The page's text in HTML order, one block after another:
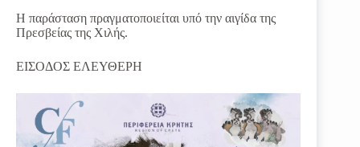
Η παράσταση πραγματοποιείται υπό την αιγίδα της
Πρεσβείας της Χιλής.
ΕΙΣΟΔΟΣ ΕΛΕΥΘΕΡΗ